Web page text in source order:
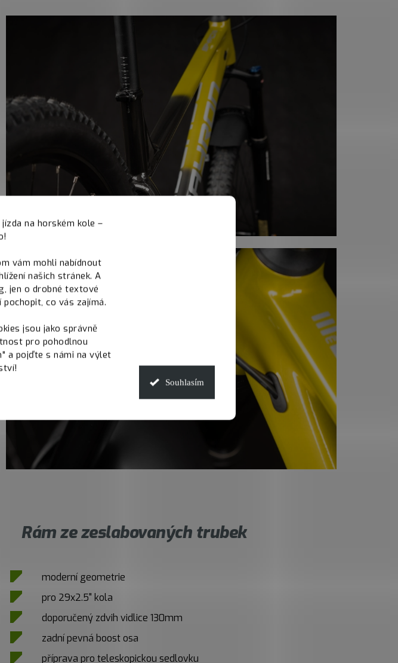
na horském kole –
vám mohli nabídnout
našich stránek. A
jen o drobné textové
co vás zajímá.
jsou jako správně
pro pohodlnou
a pojďte s námi na výlet
Souhlasím
Rám ze zeslabovaných trubek
moderní geometrie
pro 29x2.5" kola
doporučený zdvih vidlice 130mm
zadní pevná boost osa
příprava pro teleskopickou sedlovku